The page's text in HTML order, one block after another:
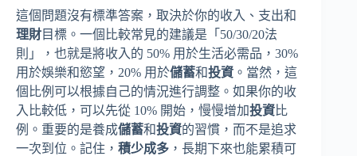
這個問題沒有標準答案，取決於你的收入、支出和
理財目標。一個比較常見的建議是「50/30/20法
則」，也就是將收入的 50% 用於生活必需品，30%
用於娛樂和慾望，20% 用於儲蓄和投資 。當然，這
個比例可以根據自己的情況進行調整。如果你的收
入比較低，可以先從 10% 開始，慢慢增加投資比
例。重要的是養成儲蓄和投資的習慣，而不是追求
一次到位。記住， 積少成多 ，長期下來也能累積可